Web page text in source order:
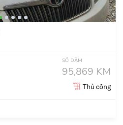
SỐ DẶM
95,869 KM
Thủ công